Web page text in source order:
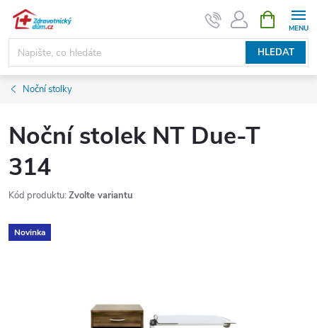
Přejít
obsah
HLEDAT
NÁKUPNÍ
KOŠÍK
Noční stolky
Noční stolek NT Due-T
314
Kód produktu: Zvolte variantu
Novinka